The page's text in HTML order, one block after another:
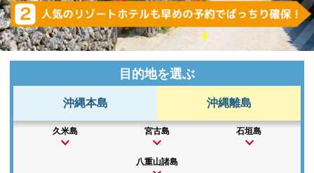
目的地を選ぶ
沖縄本島 沖縄離島
久米島 宮古島 石垣島
八重山諸島